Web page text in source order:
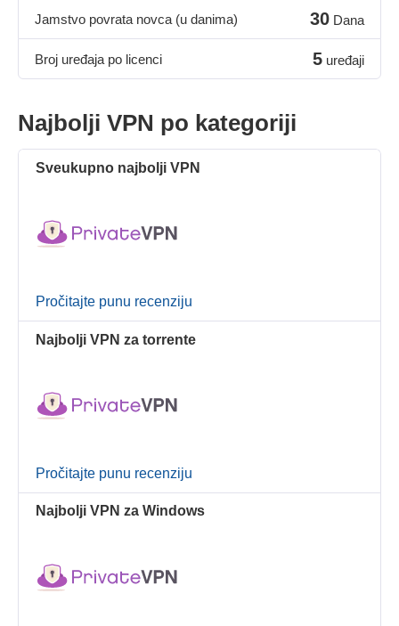
Jamstvo povrata novca (u danima) 30 Dana
Broj uređaja po licenci 5 uređaji
Najbolji VPN po kategoriji
Sveukupno najbolji VPN
Pročitajte punu recenziju
Najbolji VPN za torrente
Pročitajte punu recenziju
Najbolji VPN za Windows